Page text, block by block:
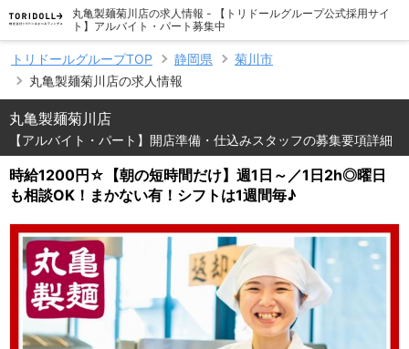
丸亀製麺菊川店の求人情報 - 【トリドールグループ公式採用サイ
ト】アルバイト・パート募集中
トリドールグループTOP 静岡県
菊川市
丸亀製麺菊川店の求人情報
丸亀製麺菊川店
【アルバイト・パート】開店準備・仕込みスタッフの募集要項詳細
時給1200円☆【朝の短時間だけ】週1日～／1日2h◎曜日
も相談OK！まかない有！シフトは1週間毎♪